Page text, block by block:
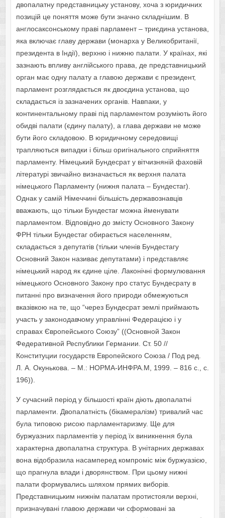
двопалатну представницьку установу, хоча з юридичних
позицій це поняття може бути значно складнішим. В
англосаксонському праві парламент – триєдина установа,
яка включає главу держави (монарха у Великобританії,
президента в Індії), верхню і нижню палати. У країнах, які
зазнають впливу англійського права, де представницький
орган має одну палату а главою держави є президент,
парламент розглядається як двоєдина установа, що
складається із зазначених органів. Навпаки, у
континентальному праві під парламентом розуміють його
обидві палати (єдину палату), а глава держави не може
бути його складовою. В юридичному середовищі
трапляються випадки і більш оригінального сприйняття
парламенту. Німецький Бундесрат у вітчизняній фаховій
літературі звичайно визначається як верхня палата
німецького Парламенту (нижня палата – Бундестаг).
Однак у самій Німеччині більшість державознавців
вважають, що тільки Бундестаг можна йменувати
парламентом. Відповідно до змісту Основного Закону
ФРН тільки Бундестаг обирається населенням,
складається з депутатів (тільки членів Бундестагу
Основний Закон називає депутатами) і представляє
німецький народ як єдине ціле. Лаконічні формулювання
німецького Основного Закону про статус Бундесрату в
питанні про визначення його природи обмежуються
вказівкою на те, що “через Бундесрат землі приймають
участь у законодавчому управлінні Федерацією і у
справах Європейського Союзу” ((Основной Закон
Федеративной Республики Германии. Ст. 50 //
Конституции государств Европейского Союза / Под ред.
Л. А. Окунькова. – М.: НОРМА-ИНФРА.М, 1999. – 816 с., с.
196)).
У сучасний період у більшості країн діють двопалатні
парламенти. Двопалатність (бікамералізм) тривалий час
була типовою рисою парламентаризму. Ще для
буржуазних парламентів у період їх виникнення була
характерна двопалатна структура. В унітарних державах
вона відобразила насамперед компроміс між буржуазією,
що прагнула влади і дворянством. При цьому нижні
палати формувались шляхом прямих виборів.
Представницьким нижнім палатам протистояли верхні,
призначувані главою держави чи сформовані за